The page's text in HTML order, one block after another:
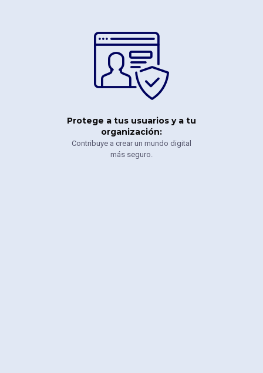
Protege a tus usuarios y a tu
organización:
Contribuye a crear un mundo digital
más seguro.